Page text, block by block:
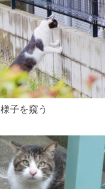
様子を窺う